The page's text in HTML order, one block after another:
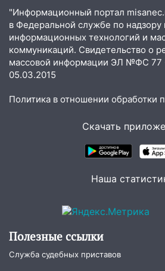
справиться
03:30 Гороскоп на 7
принесет прилив
отличные шансы
ошибки
06.08.2026
Ульяновской области
Ульяновцев
руководителя частной
сотрудник
18:02 В Ульяновск едут
"Информационный портал
в Федеральной службе по надзору
информационных технологий и
коммуникаций. Свидетельство о
массовой информации ЭЛ №ФС 77
05.03.2015
Политика в отношении обработки
Скачать
Наша
Полезные ссылки
Служба судебных приставов